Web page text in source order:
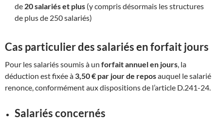
de 20 salariés et plus (y compris désormais les structures
de plus de 250 salariés)
Cas particulier des salariés en forfait jours
Pour les salariés soumis à un forfait annuel en jours, la
déduction est fixée à 3,50 € par jour de reposauquel le salarié
renonce, conformément aux dispositions de l’article D.241-24.
Salariés concernés